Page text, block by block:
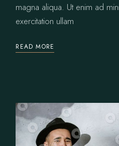
magna aliqua. Ut enim ad
exercitation ullam
READ MORE